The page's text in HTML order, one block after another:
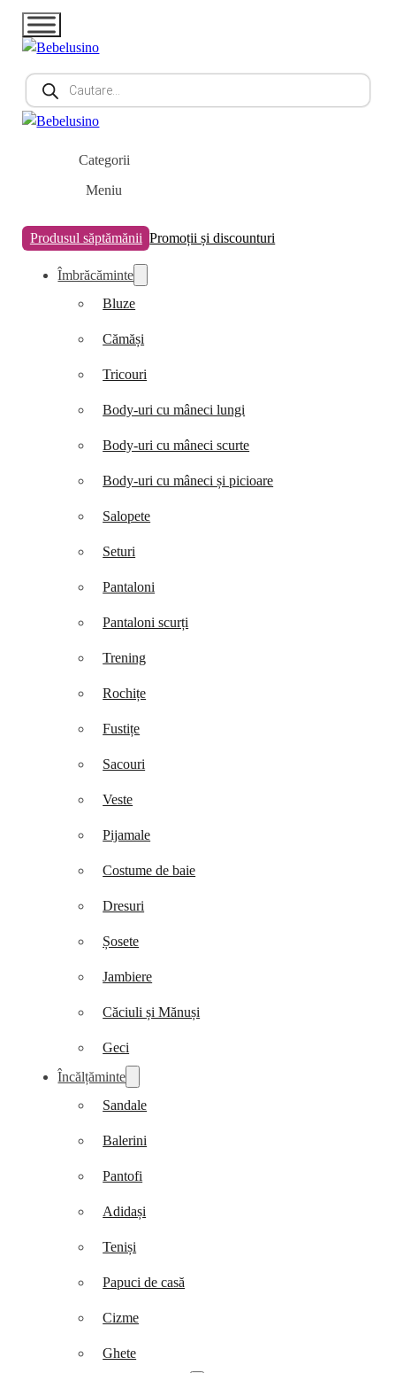
Products
search
Categorii
Meniu
Produsul săptămănii Promoții și discounturi
Îmbrăcăminte
Bluze
Cămăși
Tricouri
Body-uri cu mâneci lungi
Body-uri cu mâneci scurte
Body-uri cu mâneci și picioare
Salopete
Seturi
Pantaloni
Pantaloni scurți
Trening
Rochițe
Fustițe
Sacouri
Veste
Pijamale
Costume de baie
Dresuri
Șosete
Jambiere
Căciuli și Mănuși
Geci
Încălțăminte
Sandale
Balerini
Pantofi
Adidași
Teniși
Papuci de casă
Cizme
Ghete